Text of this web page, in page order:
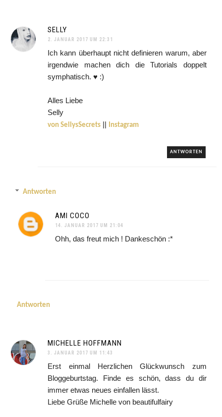
SELLY
2. JANUAR 2017 UM 22:31
Ich kann überhaupt nicht definieren warum, aber
irgendwie machen dich die Tutorials doppelt
symphatisch. ♥ :)
Alles Liebe
Selly
von SellysSecrets || Instagram
ANTWORTEN
Antworten
AMI COCO
14. JANUAR 2017 UM 21:04
Ohh, das freut mich ! Dankeschön :*
Antworten
MICHELLE HOFFMANN
3. JANUAR 2017 UM 11:43
Erst einmal Herzlichen Glückwunsch zum
Bloggeburtstag. Finde es schön, dass du dir
immer etwas neues einfallen lässt.
Liebe Grüße Michelle von beautifulfairy